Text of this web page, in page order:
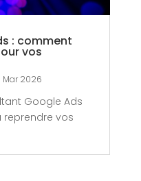
: comment
vos
Mar 2026
Google Ads
reprendre vos